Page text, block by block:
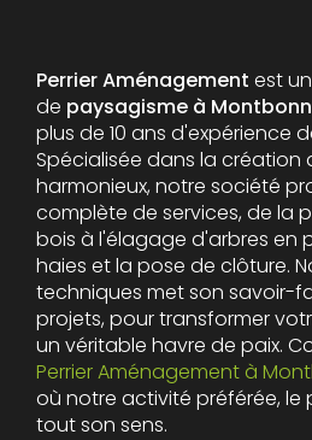
Perrier Aménagement est
de paysagisme à
plus de 10 ans d'expérience
Spécialisée dans la création
harmonieux, notre société
complète de services, de la
bois à l'élagage d'arbres en
haies et la pose de clôture.
techniques met son savoir-
projets, pour transformer
un véritable havre de paix.
Perrier Aménagement à
où notre activité préférée, le
tout son sens.